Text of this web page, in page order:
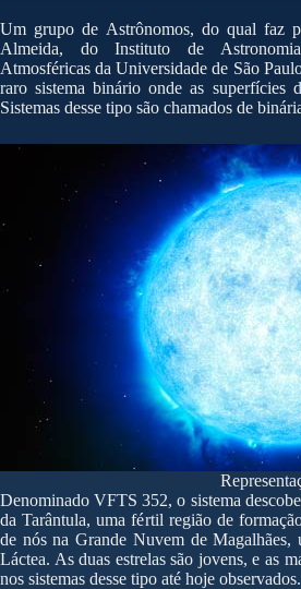
Um grupo de Astrônomos, do qual faz
Almeida, do Instituto de
Atmosféricas da Universidade de São
raro sistema binário onde as superfícies
Sistemas desse tipo são chamados de
Denominado VFTS 352, o sistema
da Tarântula, uma fértil região de
de nós na Grande Nuvem de Magalhães,
Láctea. As duas estrelas são jovens, e as
nos sistemas desse tipo até hoje observados.